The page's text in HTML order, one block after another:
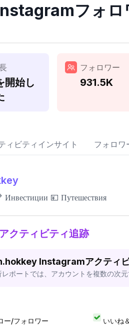
フォロ
開始し
フォロワー
931.5K
ィビティインサイト フォロワ
Инвестиции 💴 Путешествия
クティビティ追跡
Instagramアクティ
レポートでは、アカウントを複数の次
ー/フォロワー いいね